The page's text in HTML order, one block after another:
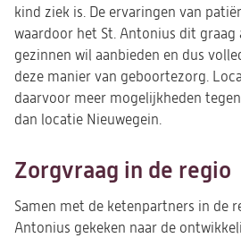
kind ziek is. De ervaringen van
waardoor het St. Antonius dit graag
gezinnen wil aanbieden en dus
deze manier van geboortezorg.
daarvoor meer mogelijkheden
dan locatie Nieuwegein.
Zorgvraag in de regio
Samen met de ketenpartners in de
Antonius gekeken naar de